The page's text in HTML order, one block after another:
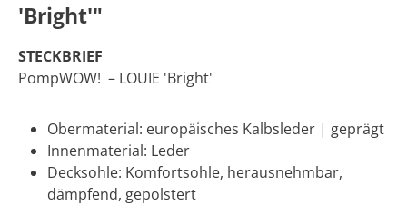
'Bright'"
STECKBRIEF
PompWOW! – LOUIE 'Bright'
Obermaterial: europäisches Kalbsleder | geprägt
Innenmaterial: Leder
Decksohle: Komfortsohle, herausnehmbar,
dämpfend, gepolstert